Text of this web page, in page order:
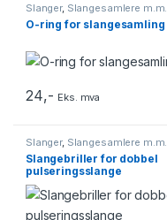
Slanger, Slangesamlere m.m.
O-ring for slangesamling
24,- Eks. mva
Slanger, Slangesamlere m.m.
Slangebriller for dobbel
pulseringsslange